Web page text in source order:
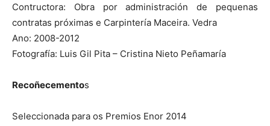
Contructora: Obra por administración de pequenas
contratas próximas e Carpintería Maceira. Vedra
Ano: 2008-2012
Fotografía: Luis Gil Pita – Cristina Nieto Peñamaría
Recoñecementos
Seleccionada para os Premios Enor 2014